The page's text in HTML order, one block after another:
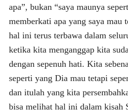
apa”, bukan “saya maunya
memberkati apa yang saya mau
hal ini terus terbawa dalam
ketika kita menganggap kita
dengan sepenuh hati. Kita
seperti yang Dia mau tetapi
dan itulah yang kita
bisa melihat hal ini dalam kisah